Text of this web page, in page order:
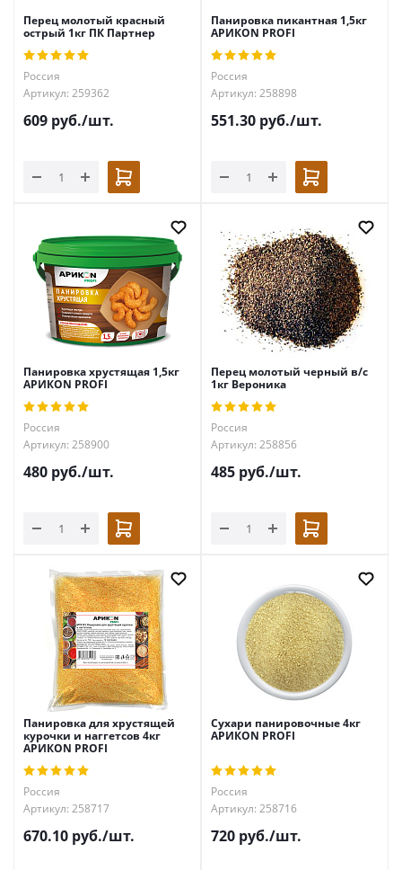
Перец молотый красный
острый 1кг ПК Партнер
Россия
Артикул: 259362
609 руб./шт.
Панировка пикантная 1,5кг
АРИКON PROFI
Россия
Артикул: 258898
551.30 руб./шт.
Панировка хрустящая 1,5кг
АРИКON PROFI
Россия
Артикул: 258900
480 руб./шт.
Перец молотый черный в/с
1кг Вероника
Россия
Артикул: 258856
485 руб./шт.
Панировка для хрустящей
курочки и наггетсов 4кг
АРИКON PROFI
Россия
Артикул: 258717
670.10 руб./шт.
Сухари панировочные 4кг
АРИКON PROFI
Россия
Артикул: 258716
720 руб./шт.